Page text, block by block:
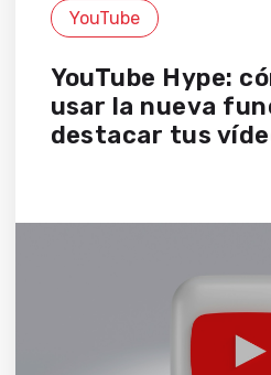
YouTube
YouTube Hype:
usar la nueva
destacar tus